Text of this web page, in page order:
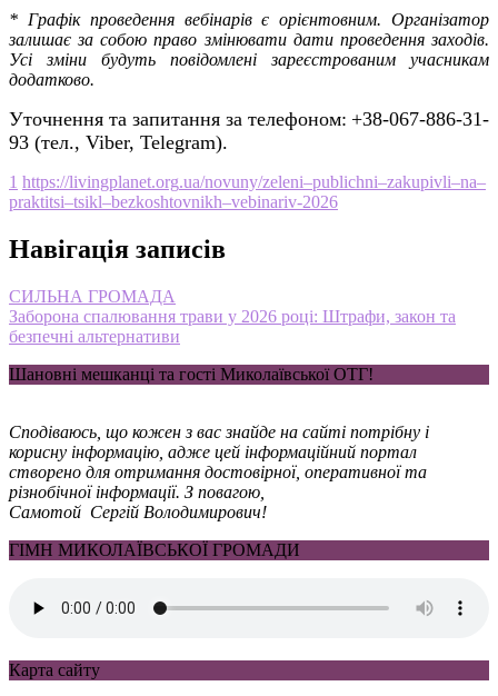
* Графік проведення вебінарів є орієнтовним. Організатор
залишає за собою право змінювати дати проведення заходів.
Усі зміни будуть повідомлені зареєстрованим учасникам
додатково.
Уточнення та запитання за телефоном: +38-067-886-31-
93 (тел., Viber, Telegram).
1 https://livingplanet.org.ua/novuny/zeleni–publichni–zakupivli–na–
praktitsi–tsikl–bezkoshtovnikh–vebinariv-2026
Навігація записів
СИЛЬНА ГРОМАДА
Заборона спалювання трави у 2026 році: Штрафи, закон та
безпечні альтернативи
Шановні мешканці та гості Миколаївської ОТГ!
Сподіваюсь, що кожен з вас знайде на сайті потрібну і
корисну інформацію, адже цей інформаційний портал
створено для отримання достовірної, оперативної та
різнобічної інформації. З повагою,
Самотой Сергій Володимирович!
ГІМН МИКОЛАЇВСЬКОЇ ГРОМАДИ
Карта сайту